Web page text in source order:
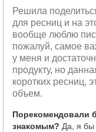
Решила
для ресниц и на
вообще люблю
пожалуй, самое
у меня и
продукту, но
коротких ресниц,
объем.
Порекомендовали
знакомым? Да, я бы